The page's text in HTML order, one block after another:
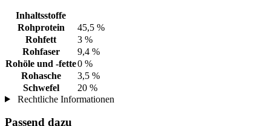
Inhaltsstoffe
Rohprotein
45,5 %
Rohfett
3 %
Rohfaser
9,4 %
Rohöle und -fette0 %
Rohasche
3,5 %
Schwefel
20 %
Rechtliche Informationen
Passend dazu